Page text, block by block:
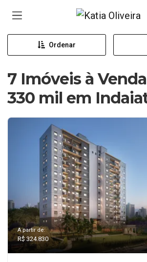
Página inicial
Ordenar
7 Imóveis à
330 mil em
A partir de:
R$ 324.830